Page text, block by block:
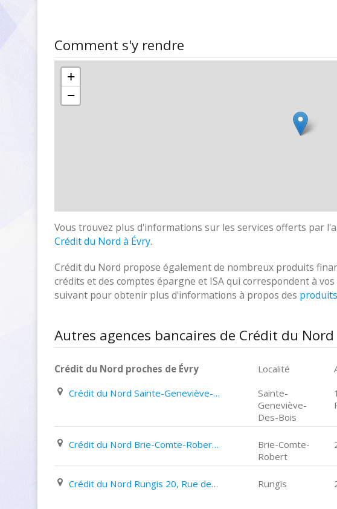
Comment s'y rendre
+
−
Vous trouvez plus d'informations sur les services offerts par
Crédit du Nord à Évry.
Crédit du Nord propose également de nombreux produits
crédits et des comptes épargne et ISA qui correspondent à
suivant pour obtenir plus d'informations à propos des
Autres agences bancaires de Crédit du Nord
Crédit du Nord proches de Évry Localité
Crédit du Nord Sainte-Geneviève-Des-Bois 161 165, Avenue Gabriel Péri
Sainte-
Geneviève-
Des-Bois
Crédit du Nord Brie-Comte-Robert 20, Place Du Marché
Brie-Comte-
Robert
Crédit du Nord Rungis 20, Rue de La Tour Rungis